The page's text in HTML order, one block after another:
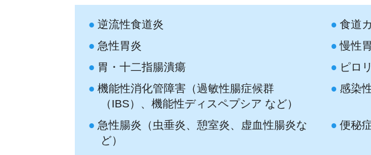
逆流性食道炎
食道
急性胃炎
慢性
胃・十二指腸潰瘍
ピロ
機能性消化管障害（過敏性腸症候群
（IBS）、機能性ディスペプシア など）
感染
急性腸炎（虫垂炎、憩室炎、虚血性腸炎な
ど）
便秘